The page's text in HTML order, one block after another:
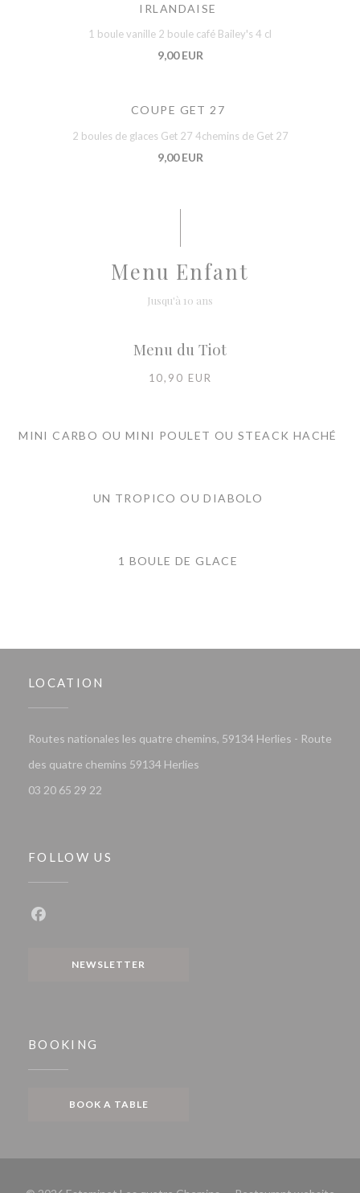
IRLANDAISE
1 boule vanille 2 boule café Bailey's 4 cl
9,00 EUR
COUPE GET 27
2 boules de glaces Get 27 4chemins de Get 27
9,00 EUR
Menu Enfant
Jusqu'à 10 ans
Menu du Tiot
10,90 EUR
MINI CARBO OU MINI POULET OU STEACK HACHÉ
UN TROPICO OU DIABOLO
1 BOULE DE GLACE
LOCATION
Routes nationales les quatre chemins, 59134 Herlies - Route
des quatre chemins 59134 Herlies
03 20 65 29 22
FOLLOW US
NEWSLETTER
BOOKING
BOOK A TABLE